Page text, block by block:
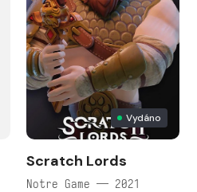
Vydáno
Scratch Lords
Notre Game — 2021